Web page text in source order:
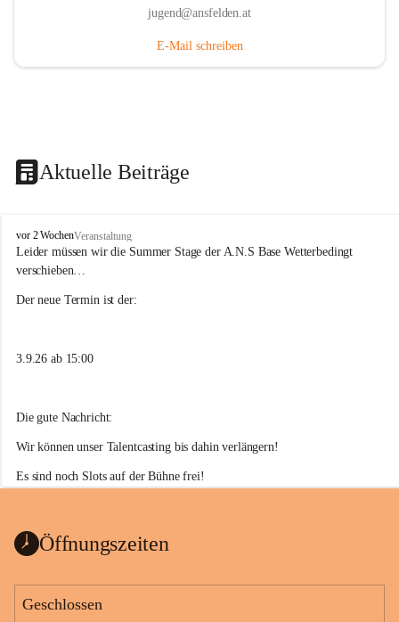
jugend@ansfelden.at
E-Mail schreiben
Aktuelle Beiträge
J
u
g
n
r
n
f
l
d
vor 2 WochenVeranstaltung
Leider müssen wir die Summer Stage der A.N.S Base Wetterbedingt
verschieben…
Der neue Termin ist der:
3.9.26 ab 15:00
Die gute Nachricht:
Wir können unser Talentcasting bis dahin verlängern!
Es sind noch Slots auf der Bühne frei!
dann seid ihr 3.9.2026 bei unserer Summer Stage dabei!
Wir freuen uns auf euch!
Euer Jugendbüro
Öffnungszeiten
Geschlossen